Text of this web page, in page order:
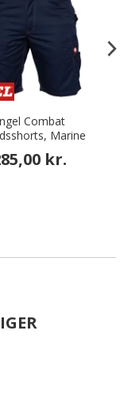
Combat
Marine
kr.